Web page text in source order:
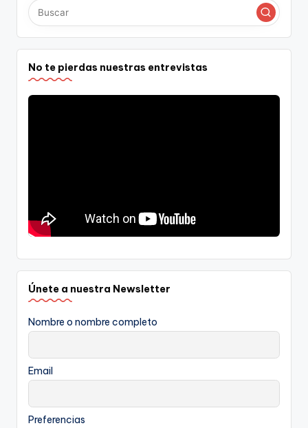
No te pierdas nuestras entrevistas
Únete a nuestra Newsletter
Nombre o nombre completo
Email
Preferencias